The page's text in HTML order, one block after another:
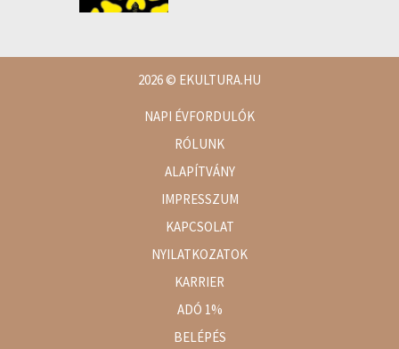
2026© EKULTURA.HU
NAPI ÉVFORDULÓK
RÓLUNK
ALAPÍTVÁNY
IMPRESSZUM
KAPCSOLAT
NYILATKOZATOK
KARRIER
ADÓ 1%
BELÉPÉS